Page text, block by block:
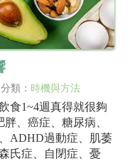
類： 時機與方法
食1~4週真得就很夠
、癌症、糖尿病、
ADHD過動症、肌萎
氏症、自閉症、憂